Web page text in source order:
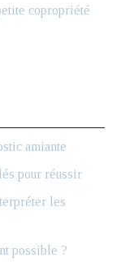
copropriété
amiante
pour réussir
les
possible ?